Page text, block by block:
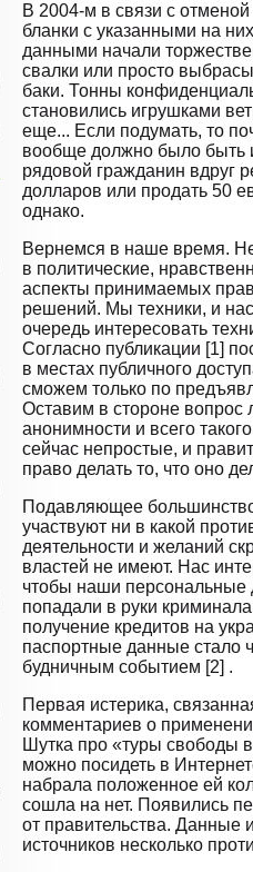
В 2004-м в связи с
бланки с указанными на
данными начали
свалки или просто
баки. Тонны
становились игрушками
еще... Если подумать, то
вообще должно было быть
рядовой гражданин вдруг
долларов или продать 50
однако.
Вернемся в наше время.
в политические,
аспекты принимаемых
решений. Мы техники, и
очередь интересовать
Согласно публикации [1]
в местах публичного
сможем только по
Оставим в стороне вопрос
анонимности и всего
сейчас непростые, и
право делать то, что оно
Подавляющее
участвуют ни в какой
деятельности и желаний
властей не имеют. Нас
чтобы наши персональные
попадали в руки
получение кредитов на
паспортные данные стало
будничным событием [2] .
Первая истерика,
комментариев о
Шутка про «туры свободы
можно посидеть в
набрала положенное ей
сошла на нет. Появились
от правительства. Данные
источников несколько